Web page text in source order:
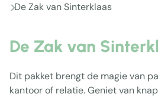
De Zak van Sinterklaas
De Zak van
Dit pakket brengt de magie van
kantoor of relatie. Geniet van